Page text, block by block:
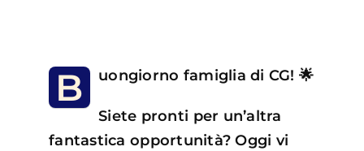
B uongiorno famiglia di CG! 🌟
Siete pronti per un’altra
fantastica opportunità? Oggi vi